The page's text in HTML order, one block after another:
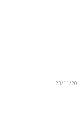
23/11/
/